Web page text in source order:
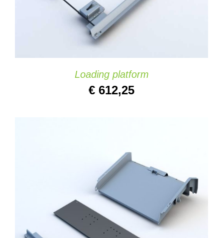
Loading platform
€ 612,25
AÑADIR AL CARRITO
DETAILS